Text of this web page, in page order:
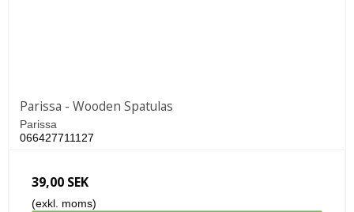
Parissa - Wooden Spatulas
Parissa
066427711127
39,00 SEK
(exkl. moms)